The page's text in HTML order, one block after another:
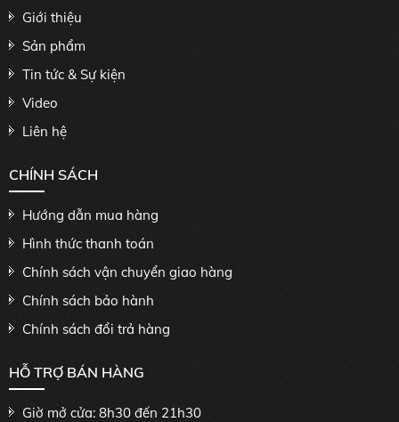
Giới thiệu
Sản phẩm
Tin tức & Sự kiện
Video
Liên hệ
CHÍNH SÁCH
Hướng dẫn mua hàng
Hình thức thanh toán
Chính sách vận chuyển giao hàng
Chính sách bảo hành
Chính sách đổi trả hàng
HỖ TRỢ BÁN HÀNG
Giờ mở cửa: 8h30 đến 21h30